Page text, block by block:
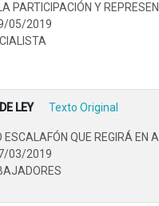
PARTICIPACIÓN Y
05/2019
LEY Texto Original
QUE REGIRÁ
03/2019